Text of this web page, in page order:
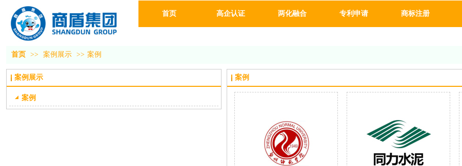
首页 高企认证 两化融合 专利申请 商标注册
首页 >> 案例展示 >> 案例
案例展示
案例
案例